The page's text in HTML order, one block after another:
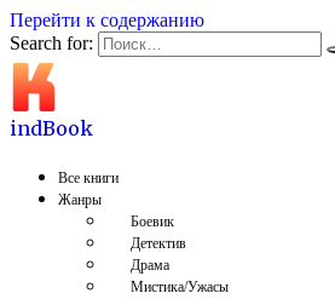
Перейти к содержанию
Search for:
indBook
Все книги
Жанры
Боевик
Детектив
Драма
Мистика/Ужасы